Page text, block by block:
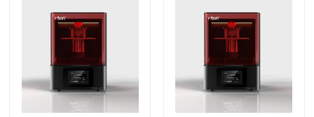
Über uns
Fabrik Tour